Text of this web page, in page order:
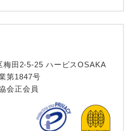
梅田2-5-25 ハービスOSAKA
第1847号
会正会員